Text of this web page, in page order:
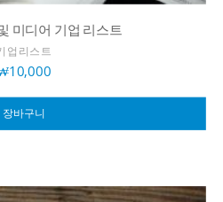
미디어 기업 리스트
업리스트
10,000
장바구니